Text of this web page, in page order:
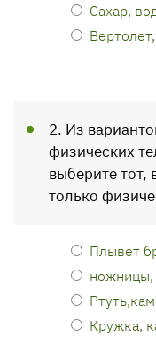
Сахар,
2. Из
физических
выберите тот,
только
Плывет
ножницы,
Кружка,